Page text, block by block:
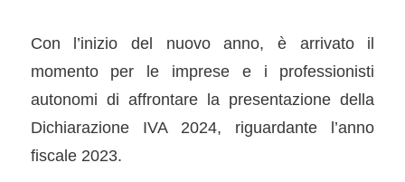
Con l’inizio del nuovo anno, è arrivato il
momento per le imprese e i professionisti
autonomi di affrontare la presentazione della
Dichiarazione IVA 2024, riguardante l’anno
fiscale 2023.